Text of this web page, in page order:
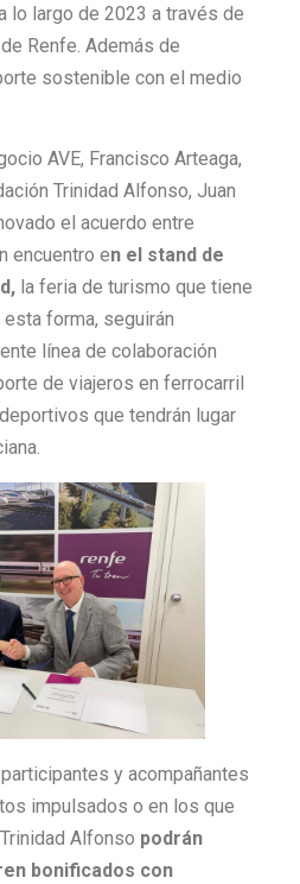
lo largo de 2023 a través de
Renfe. Además de
sostenible con el medio
AVE, Francisco Arteaga,
Trinidad Alfonso, Juan
el acuerdo entre
encuentro en el stand de
la feria de turismo que tiene
forma, seguirán
línea de colaboración
de viajeros en ferrocarril
que tendrán lugar
y acompañantes
impulsados o en los que
Alfonso podrán
bonificados con